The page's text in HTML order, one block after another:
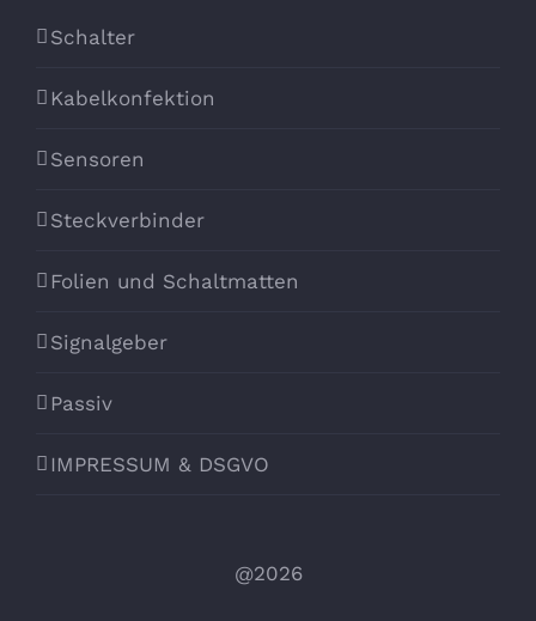
Schalter
Kabelkonfektion
Sensoren
Steckverbinder
Folien und Schaltmatten
Signalgeber
Passiv
IMPRESSUM & DSGVO
@2026